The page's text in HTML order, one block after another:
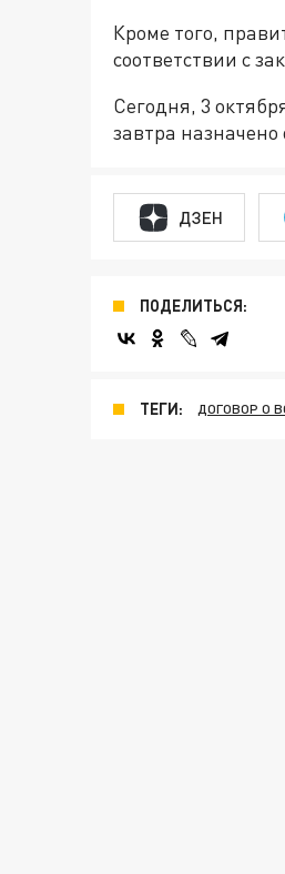
Кроме того,
соответствии с
Сегодня, 3
завтра
ДЗЕН
ПОДЕЛИТЬСЯ:
ТЕГИ: ДОГОВОР О